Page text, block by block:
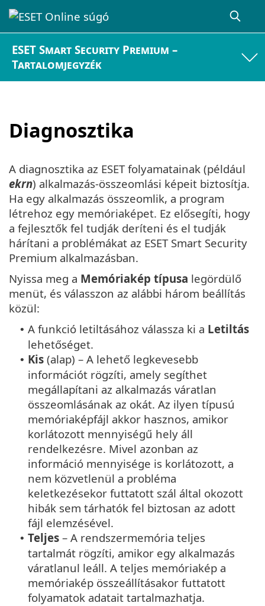
ESET Smart Security Premium –
Tartalomjegyzék
Diagnosztika
A diagnosztika az ESET folyamatainak (például
ekrn) alkalmazás-összeomlási képeit biztosítja.
Ha egy alkalmazás összeomlik, a program
létrehoz egy memóriaképet. Ez elősegíti, hogy
a fejlesztők fel tudják deríteni és el tudják
hárítani a problémákat az ESET Smart Security
Premium alkalmazásban.
Nyissa meg a Memóriakép típusa legördülő
menüt, és válasszon az alábbi három beállítás
közül:
• A funkció letiltásához válassza ki a Letiltás
lehetőséget.
• Kis (alap) – A lehető legkevesebb
információt rögzíti, amely segíthet
megállapítani az alkalmazás váratlan
összeomlásának az okát. Az ilyen típusú
memóriaképfájl akkor hasznos, amikor
korlátozott mennyiségű hely áll
rendelkezésre. Mivel azonban az
információ mennyisége is korlátozott, a
nem közvetlenül a probléma
keletkezésekor futtatott szál által okozott
hibák sem tárhatók fel biztosan az adott
fájl elemzésével.
• Teljes – A rendszermemória teljes
tartalmát rögzíti, amikor egy alkalmazás
váratlanul leáll. A teljes memóriakép a
memóriakép összeállításakor futtatott
folyamatok adatait tartalmazhatja.